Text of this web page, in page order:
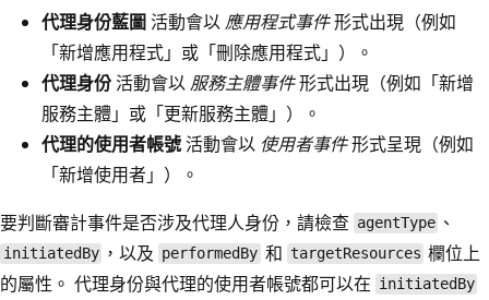
代理身份藍圖活動會以 應用程式事件形式出現（例如
「新增應用程式」或「刪除應用程式」）。
代理身份活動會以 服務主體事件形式出現（例如「新增
服務主體」或「更新服務主體」）。
代理的使用者帳號活動會以 使用者事件形式呈現（例如
「新增使用者」）。
要判斷審計事件是否涉及代理人身份，請檢查 agentType 、
initiatedBy ，以及 performedBy 和 targetResources 欄位上
的屬性。 代理身份與代理的使用者帳號都可以在 initiatedBy